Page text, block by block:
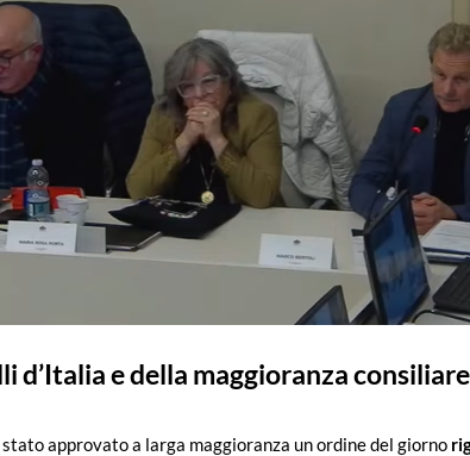
d’Italia e della maggioranza
approvato a larga maggioranza un ordine del giorno